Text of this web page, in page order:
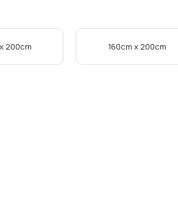
200cm 160cm x 200cm